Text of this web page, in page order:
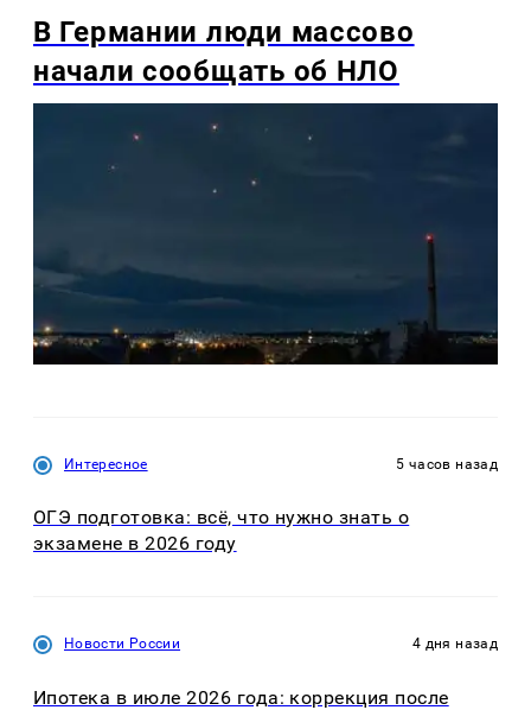
В Германии люди массово
начали сообщать об НЛО
Интересное 5 часов назад
ОГЭ подготовка: всё, что нужно знать о
экзамене в 2026 году
Новости России 4 дня назад
Ипотека в июле 2026 года: коррекция после